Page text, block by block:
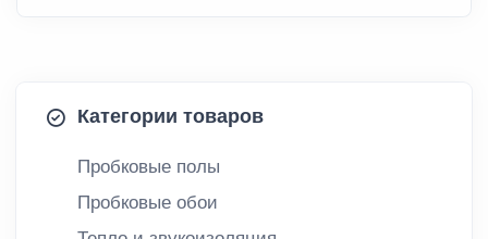
Категории товаров
Пробковые полы
Пробковые обои